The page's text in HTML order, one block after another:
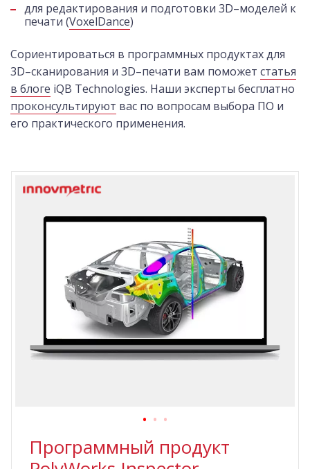
для редактирования и подготовки 3D–моделей к
печати (VoxelDance)
Сориентироваться в программных продуктах для
3D–сканирования и 3D–печати вам поможет статья
в блоге iQB Technologies. Наши эксперты бесплатно
проконсультируют вас по вопросам выбора ПО и
его практического применения.
Программный продукт